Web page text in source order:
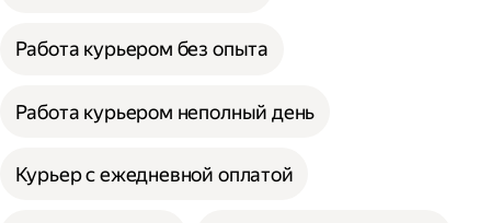
Работа курьером без опыта
Работа курьером неполный день
Курьер с ежедневной оплатой